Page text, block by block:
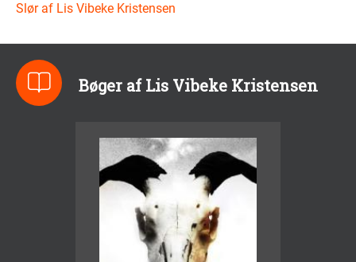
Slør af Lis Vibeke Kristensen
Bøger af Lis Vibeke Kristensen